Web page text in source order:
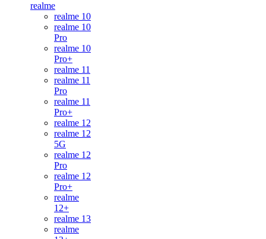
realme
realme 10
realme 10
Pro
realme 10
Pro+
realme 11
realme 11
Pro
realme 11
Pro+
realme 12
realme 12
5G
realme 12
Pro
realme 12
Pro+
realme
12+
realme 13
realme